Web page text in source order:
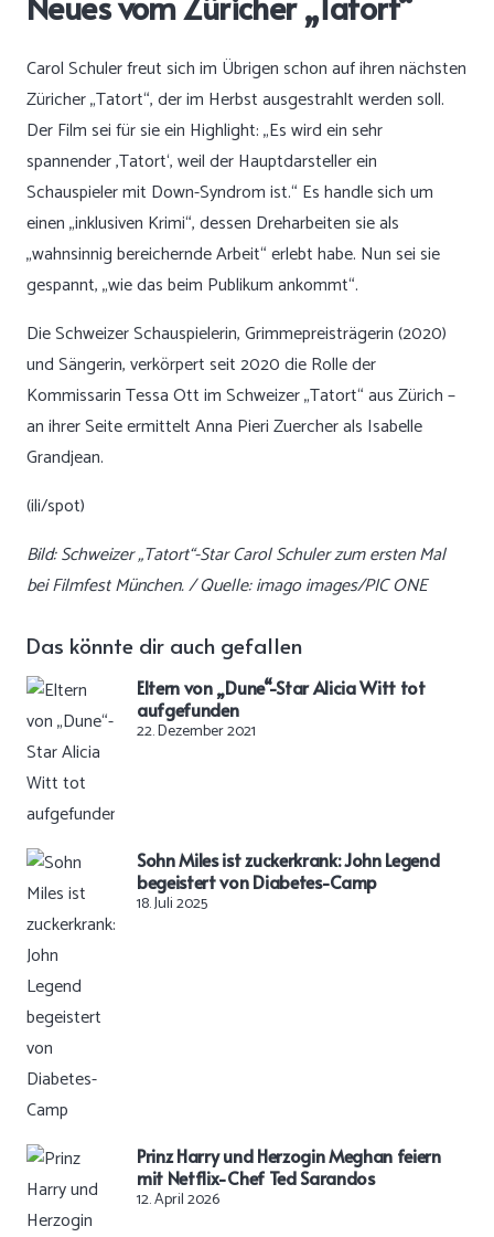
Carol Schuler freut sich im Übrigen schon auf ihren nächsten
Züricher „Tatort“, der im Herbst ausgestrahlt werden soll.
Der Film sei für sie ein Highlight: „Es wird ein sehr
spannender ‚Tatort‘, weil der Hauptdarsteller ein
Schauspieler mit Down-Syndrom ist.“ Es handle sich um
einen „inklusiven Krimi“, dessen Dreharbeiten sie als
„wahnsinnig bereichernde Arbeit“ erlebt habe. Nun sei sie
gespannt, „wie das beim Publikum ankommt“.
Die Schweizer Schauspielerin, Grimmepreisträgerin (2020)
und Sängerin, verkörpert seit 2020 die Rolle der
Kommissarin Tessa Ott im Schweizer „Tatort“ aus Zürich –
an ihrer Seite ermittelt Anna Pieri Zuercher als Isabelle
Grandjean.
(ili/spot)
Bild: Schweizer „Tatort“-Star Carol Schuler zum ersten Mal
bei Filmfest München. / Quelle: imago images/PIC ONE
Das könnte dir auch gefallen
Eltern von „Dune“-Star Alicia Witt tot
aufgefunden
22. Dezember 2021
Sohn Miles ist zuckerkrank: John Legend
begeistert von Diabetes-Camp
18. Juli 2025
Prinz Harry und Herzogin Meghan feiern
mit Netflix-Chef Ted Sarandos
12. April 2026